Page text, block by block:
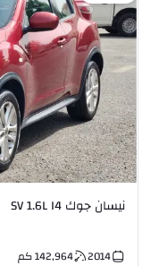
نيسان جوك SV 1.6L I4
2014
142,964كم